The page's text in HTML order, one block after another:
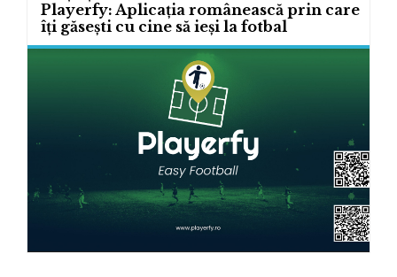
Playerfy: Aplicația românească prin care
îți găsești cu cine să ieși la fotbal